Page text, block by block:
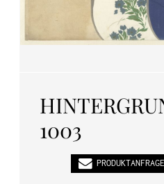
PL
1003
PRODUKTANFRAGE